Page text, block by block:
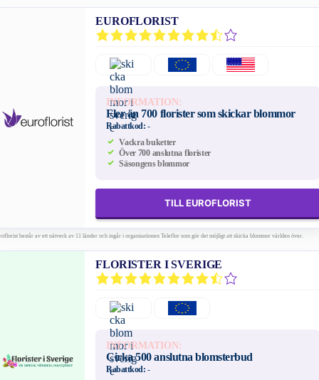
EUROFLORIST
INFORMATION:
Fler än 700 florister som skickar blommor
Rabattkod: -
Vackra buketter
Över 700 anslutna florister
Säsongens blommor
TILL EUROFLORIST
består av ett nätverk av 11 länder och ingår i organisationen Teleflor som gör det möjligt att skicka blommor världen över.
FLORISTER I SVERIGE
INFORMATION:
Cirka 500 anslutna blomsterbud
Rabattkod: -